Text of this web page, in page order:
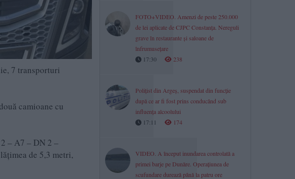
7 transporturi
camioane cu
– A7 – DN 2 –
de 5,3 metri,
FOTO+VIDEO. Amenzi de peste 250.000
de lei aplicate de CJPC Constanța. Nereguli
grave în restaurante și saloane de
înfrumusețare
17:30
238
Polițist din Argeș, suspendat din funcție
după ce ar fi fost prins conducând sub
influența alcoolului
17:11
174
VIDEO. A început inundarea controlată a
primei barje pe Dunăre. Operațiunea de
scufundare durează până la patru ore